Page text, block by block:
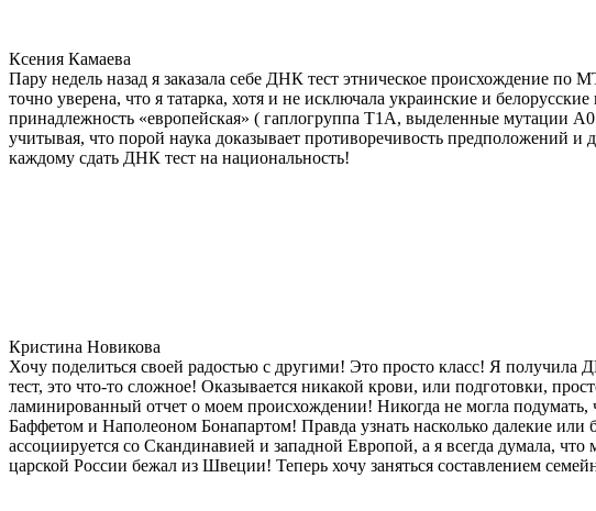
Ксения Камаева
Пару недель назад я заказала себе ДНК тест этническое происхождение
точно уверена, что я татарка, хотя и не исключала украинские и
принадлежность «европейская» ( гаплогруппа T1A, выделенные мутации
учитывая, что порой наука доказывает противоречивость предположений
каждому сдать ДНК тест на национальность!
Кристина Новикова
Хочу поделиться своей радостью с другими! Это просто класс! Я получила
тест, это что-то сложное! Оказывается никакой крови, или подготовки,
ламинированный отчет о моем происхождении! Никогда не могла
Баффетом и Наполеоном Бонапартом! Правда узнать насколько далекие
ассоциируется со Скандинавией и западной Европой, а я всегда думала,
царской России бежал из Швеции! Теперь хочу заняться составлением